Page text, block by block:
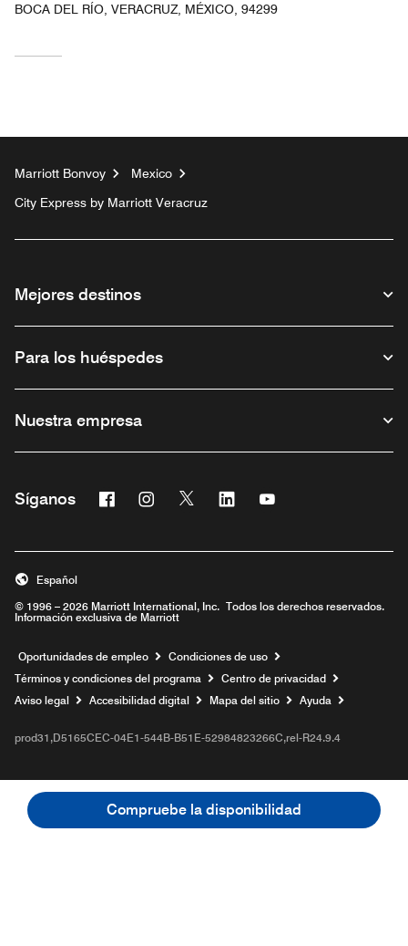
Compruebe la disponibilidad
BOCA DEL RÍO, VERACRUZ, MÉXICO, 94299
Marriott Bonvoy
Mexico
City Express by Marriott Veracruz
Mejores destinos
Para los huéspedes
Nuestra empresa
Síganos Facebook
Abre una ventana nueva
Instagram
Abre una ventana nueva
Twitter
Abre una ventana nueva
Linkedin
Abre una ventana nueva
Abre una ventana
© 1996 – 2026 Marriott International, Inc. Todos los derechos reservados.
Información exclusiva de Marriott
Español
Oportunidades de empleo Abre una ventana nueva
Condiciones de uso
Términos y condiciones del programa
Centro de privacidad
Aviso legal
Accesibilidad digital Mapa del sitio Ayuda
prod31,D5165CEC-04E1-544B-B51E-52984823266C,rel-R24.9.4